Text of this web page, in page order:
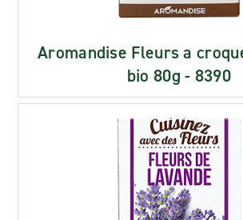
Aromandise Fleurs a
bio 80g - 8390